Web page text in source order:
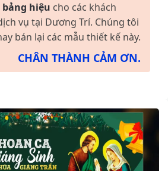
bảng hiệu cho các khách
vụ tại Dương Trí. Chúng tôi
bán lại các mẫu thiết kế này.
CHÂN THÀNH CẢM ƠN.